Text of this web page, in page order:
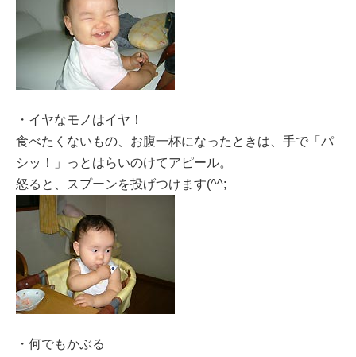
・イヤなモノはイヤ！
食べたくないもの、お腹一杯になったときは、手で「パ
シッ！」っとはらいのけてアピール。
怒ると、スプーンを投げつけます(^^;
・何でもかぶる